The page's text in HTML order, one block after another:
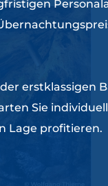
erstklassigen
Sie
Lage profitieren.